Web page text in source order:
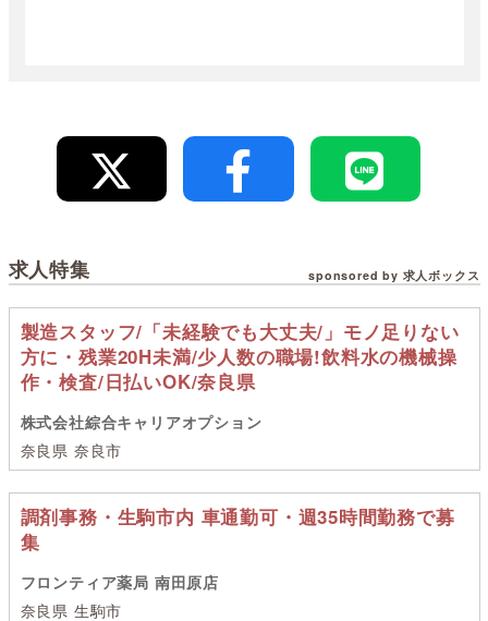
求人特集 sponsored by 求人ボックス
製造スタッフ/「未経験でも大丈夫/」モノ足りない
方に・残業20H未満/少人数の職場!飲料水の機械操
作・検査/日払いOK/奈良県
株式会社綜合キャリアオプション
奈良県 奈良市
調剤事務・生駒市内 車通勤可・週35時間勤務で募
集
フロンティア薬局 南田原店
奈良県 生駒市